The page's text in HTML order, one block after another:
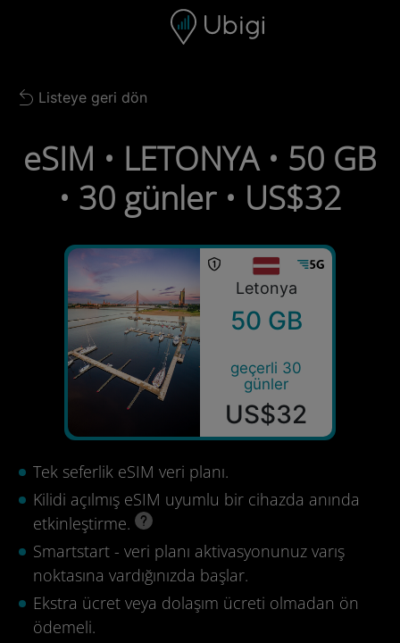
Gezinme çubuğu Alt bilgi
Back to list
Listeye geri dön
eSIM • LETONYA • 50 GB
• 30 günler • US$32
Letonya
50 GB
geçerli 30
günler
US$32
Tek seferlik eSIM veri planı.
Kilidi açılmış eSIM uyumlu bir cihazda anında
etkinleştirme.
Smartstart - veri planı aktivasyonunuz varış
noktasına vardığınızda başlar.
Ekstra ücret veya dolaşım ücreti olmadan ön
ödemeli.